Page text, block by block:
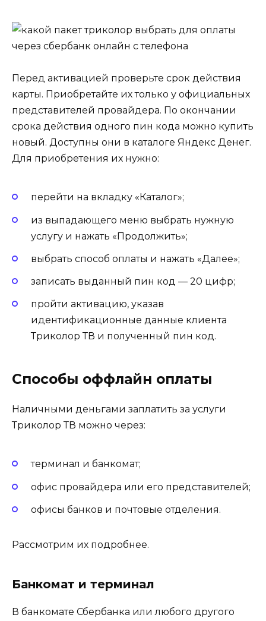
Перед активацией проверьте срок действия
карты. Приобретайте их только у официальных
представителей провайдера. По окончании
срока действия одного пин кода можно купить
новый. Доступны они в каталоге Яндекс Денег.
Для приобретения их нужно:
перейти на вкладку «Каталог»;
из выпадающего меню выбрать нужную
услугу и нажать «Продолжить»;
выбрать способ оплаты и нажать «Далее»;
записать выданный пин код — 20 цифр;
пройти активацию, указав
идентификационные данные клиента
Триколор ТВ и полученный пин код.
Способы оффлайн оплаты
Наличными деньгами заплатить за услуги
Триколор ТВ можно через:
терминал и банкомат;
офис провайдера или его представителей;
офисы банков и почтовые отделения.
Рассмотрим их подробнее.
Банкомат и терминал
В банкомате Сбербанка или любого другого